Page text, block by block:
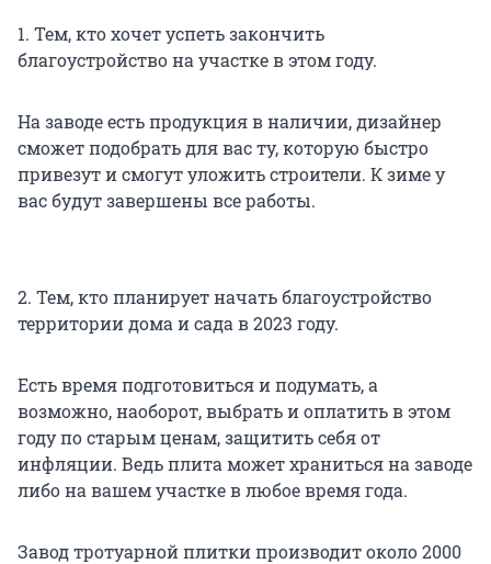
1. Тем, кто хочет успеть закончить
благоустройство на участке в этом году.
На заводе есть продукция в наличии, дизайнер
сможет подобрать для вас ту, которую быстро
привезут и смогут уложить строители. К зиме у
вас будут завершены все работы.
2. Тем, кто планирует начать благоустройство
территории дома и сада в 2023 году.
Есть время подготовиться и подумать, а
возможно, наоборот, выбрать и оплатить в этом
году по старым ценам, защитить себя от
инфляции. Ведь плита может храниться на заводе
либо на вашем участке в любое время года.
Завод тротуарной плитки производит около 2000